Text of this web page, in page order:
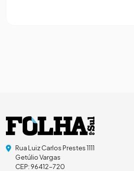
Rua Luiz Carlos Prestes 1111
Getúlio Vargas
CEP: 96412-720